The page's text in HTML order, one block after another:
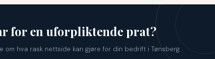
for en uforpliktende prat?
om hva rask nettside kan gjøre for din bedrift i Tønsberg.